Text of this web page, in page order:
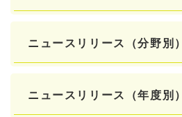
ニュースリリース（分野別）
ニュースリリース（年度別）